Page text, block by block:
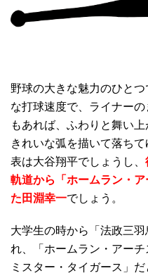
野球の大きな魅力のひと
な打球速度で、ライナー
もあれば、ふわりと舞い
きれいな弧を描いて落ち
表は大谷翔平でしょうし、
軌道から「ホームラン・
た田淵幸一でしょう。
大学生の時から「法政三
れ、「ホームラン・アー
ミスター・タイガース」